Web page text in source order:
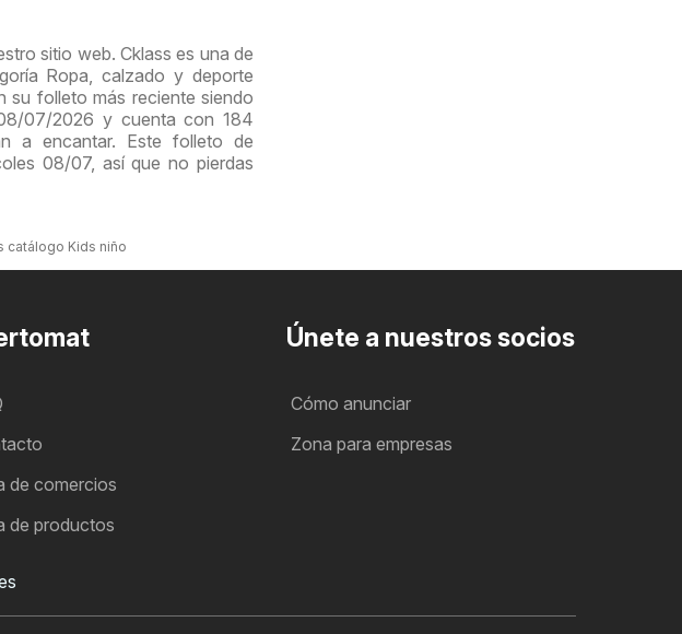
sitio web. Cklass es una de
Ropa, calzado y deporte
su folleto más reciente siendo
07/2026 y cuenta con 184
a encantar. Este folleto de
08/07, así que no pierdas
catálogo Kids niño
de comercios
de productos
Únete a nuestros socios
Cómo anunciar
Zona para empresas